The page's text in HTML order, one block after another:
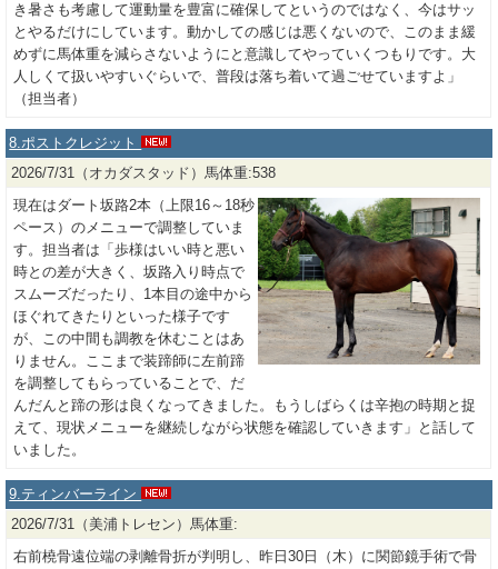
き暑さも考慮して運動量を豊富に確保してというのではなく、今はサッ
とやるだけにしています。動かしての感じは悪くないので、このまま緩
めずに馬体重を減らさないようにと意識してやっていくつもりです。大
人しくて扱いやすいぐらいで、普段は落ち着いて過ごせていますよ」
（担当者）
8.ポストクレジット
2026/7/31（オカダスタッド）馬体重:538
現在はダート坂路2本（上限16～18秒
ペース）のメニューで調整していま
す。担当者は「歩様はいい時と悪い
時との差が大きく、坂路入り時点で
スムーズだったり、1本目の途中から
ほぐれてきたりといった様子です
が、この中間も調教を休むことはあ
りません。ここまで装蹄師に左前蹄
を調整してもらっていることで、だ
んだんと蹄の形は良くなってきました。もうしばらくは辛抱の時期と捉
えて、現状メニューを継続しながら状態を確認していきます」と話して
いました。
9.ティンバーライン
2026/7/31（美浦トレセン）馬体重:
右前橈骨遠位端の剥離骨折が判明し、昨日30日（木）に関節鏡手術で骨